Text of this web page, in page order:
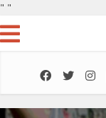
" "